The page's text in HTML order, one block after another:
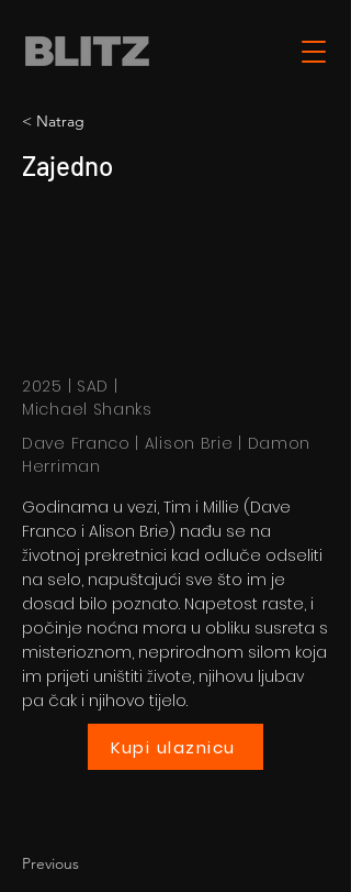
< Natrag
Zajedno
2025 | SAD |
Michael Shanks
Dave Franco | Alison Brie | Damon
Herriman
Godinama u vezi, Tim i Millie (Dave
Franco i Alison Brie) nađu se na
životnoj prekretnici kad odluče odseliti
na selo, napuštajući sve što im je
dosad bilo poznato. Napetost raste, i
počinje noćna mora u obliku susreta s
misterioznom, neprirodnom silom koja
im prijeti uništiti živote, njihovu ljubav
pa čak i njihovo tijelo.
Kupi ulaznicu
Previous